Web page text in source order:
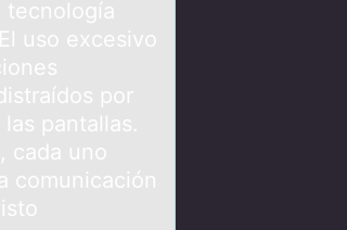
uso excesivo
por
pantallas.
cada uno
comunicación